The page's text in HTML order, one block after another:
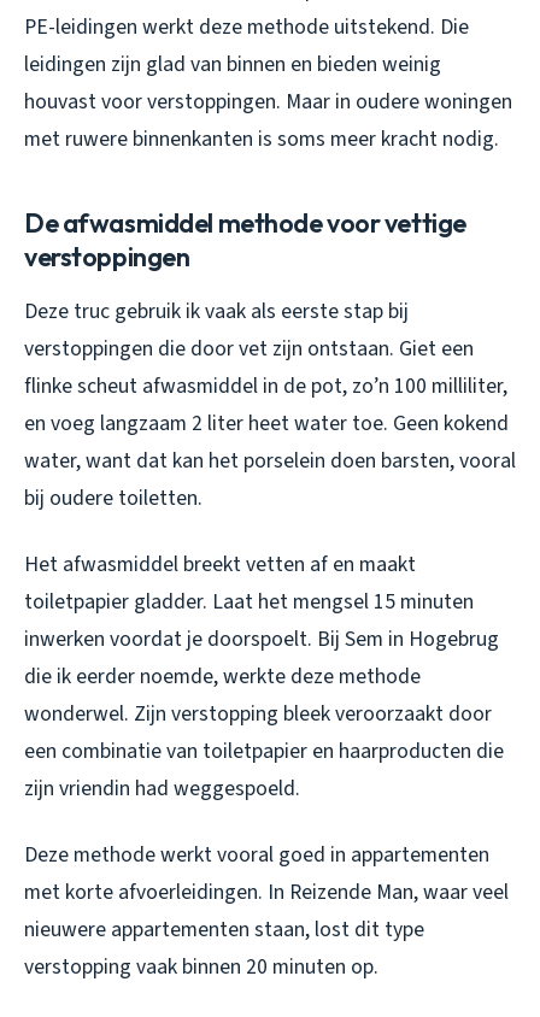
PE-leidingen werkt deze methode uitstekend. Die
leidingen zijn glad van binnen en bieden weinig
houvast voor verstoppingen. Maar in oudere woningen
met ruwere binnenkanten is soms meer kracht nodig.
De afwasmiddel methode voor vettige
verstoppingen
Deze truc gebruik ik vaak als eerste stap bij
verstoppingen die door vet zijn ontstaan. Giet een
flinke scheut afwasmiddel in de pot, zo’n 100 milliliter,
en voeg langzaam 2 liter heet water toe. Geen kokend
water, want dat kan het porselein doen barsten, vooral
bij oudere toiletten.
Het afwasmiddel breekt vetten af en maakt
toiletpapier gladder. Laat het mengsel 15 minuten
inwerken voordat je doorspoelt. Bij Sem in Hogebrug
die ik eerder noemde, werkte deze methode
wonderwel. Zijn verstopping bleek veroorzaakt door
een combinatie van toiletpapier en haarproducten die
zijn vriendin had weggespoeld.
Deze methode werkt vooral goed in appartementen
met korte afvoerleidingen. In Reizende Man, waar veel
nieuwere appartementen staan, lost dit type
verstopping vaak binnen 20 minuten op.